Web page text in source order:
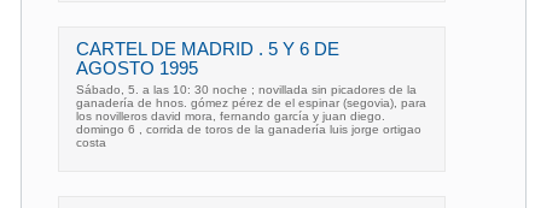
CARTEL DE MADRID . 5 Y 6 DE
AGOSTO 1995
Sábado, 5. a las 10: 30 noche ; novillada sin picadores de la
ganadería de hnos. gómez pérez de el espinar (segovia), para
los novilleros david mora, fernando garcía y juan diego.
domingo 6 , corrida de toros de la ganadería luis jorge ortigao
costa